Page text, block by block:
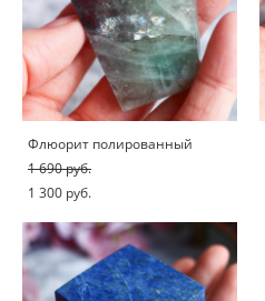
Флюорит полированный
1 690 pуб.
1 300 pуб.